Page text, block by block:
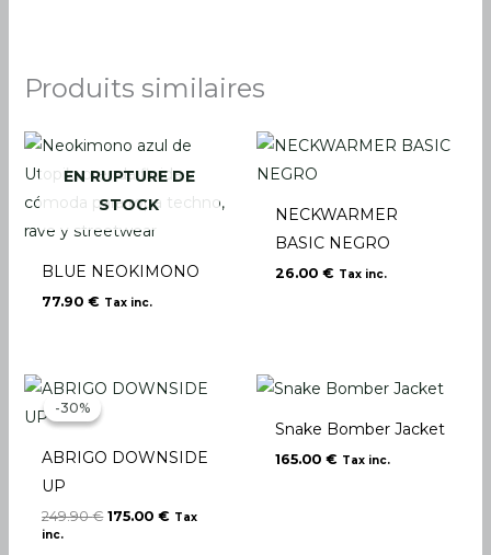
Produits similaires
EN RUPTURE DE
STOCK
BLUE NEOKIMONO
77.90€ Tax inc.
NECKWARMER
BASIC NEGRO
26.00 € Tax inc.
-30%
-30%
ABRIGO DOWNSIDE
UP
249.90€
Le
prix
249.90 €.
175.00€
Le
prix
175.00 €.
Tax
inc.
Snake Bomber Jacket
165.00 € Tax inc.